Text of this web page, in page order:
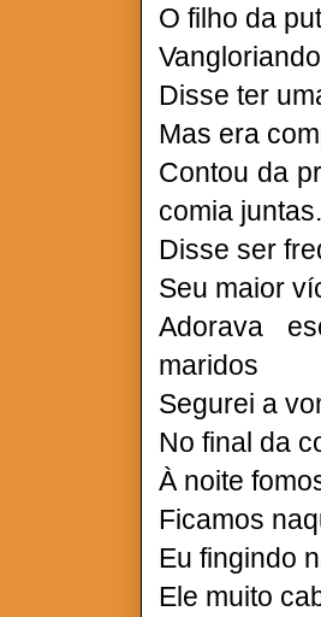
O filho da
Disse ter
Mas era
Contou da
comia juntas.
Disse ser
Seu maior
Adorava
maridos
Segurei a
No final da
À noite
Ficamos
Eu fingindo
Ele muito